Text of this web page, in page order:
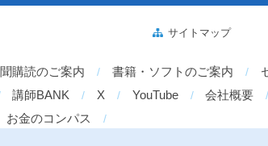
購読のご案内 書籍・ソフトのご案内
講師BANK X YouTube 会社概要
お金のコンパス
サイトマップ